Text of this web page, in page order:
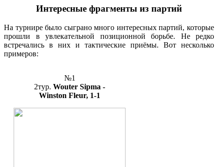
Интересные фрагменты из партий
На турнире было сыграно много интересных партий, которые
прошли в увлекательной позиционной борьбе. Не редко
встречались в них и тактические приёмы. Вот несколько
примеров:
№1
2тур. Wouter Sipma -
Winston Fleur, 1-1